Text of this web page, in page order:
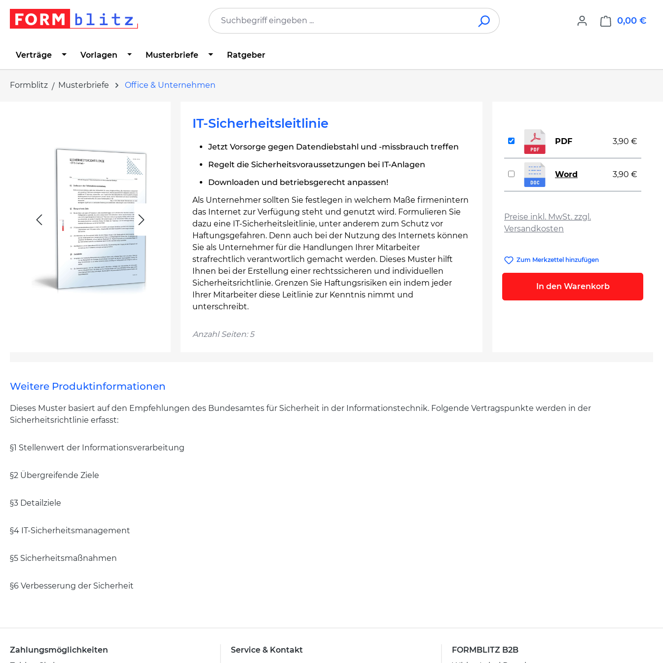
Zur Hauptnavigation springen
0,00 €
Verträge Vorlagen Musterbriefe Ratgeber
Formblitz Musterbriefe Office & Unternehmen
IT-Sicherheitsleitlinie
Jetzt Vorsorge gegen Datendiebstahl und -missbrauch treffen
Regelt die Sicherheitsvoraussetzungen bei IT-Anlagen
Downloaden und betriebsgerecht anpassen!
Als Unternehmer sollten Sie festlegen in welchem Maße firmenintern
das Internet zur Verfügung steht und genutzt wird. Formulieren Sie
dazu eine IT-Sicherheitsleitlinie, unter anderem zum Schutz vor
Haftungsgefahren. Denn auch bei der Nutzung des Internets können
Sie als Unternehmer für die Handlungen Ihrer Mitarbeiter
strafrechtlich verantwortlich gemacht werden. Dieses Muster hilft
Ihnen bei der Erstellung einer rechtssicheren und individuellen
Sicherheitsrichtlinie. Grenzen Sie Haftungsrisiken ein indem jeder
Ihrer Mitarbeiter diese Leitlinie zur Kenntnis nimmt und
unterschreibt.
Anzahl Seiten: 5
Preise inkl. MwSt. zzgl.
Versandkosten
PDF 3,90 €
Word 3,90 €
Zum Merkzettel hinzufügen
In den Warenkorb
Weitere Produktinformationen
Dieses Muster basiert auf den Empfehlungen des Bundesamtes für Sicherheit in der Informationstechnik. Folgende Vertragspunkte werden in der
Sicherheitsrichtlinie erfasst:
§1 Stellenwert der Informationsverarbeitung
§2 Übergreifende Ziele
§3 Detailziele
§4 IT-Sicherheitsmanagement
§5 Sicherheitsmaßnahmen
§6 Verbesserung der Sicherheit
Zahlungsmöglichkeiten
Service & Kontakt
FORMBLITZ B2B